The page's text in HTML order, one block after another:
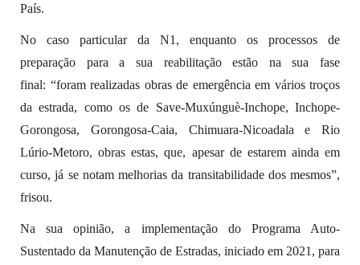
País.
No caso particular da N1, enquanto os processos de
preparação para a sua reabilitação estão na sua fase
final: “foram realizadas obras de emergência em vários troços
da estrada, como os de Save-Muxúnguè-Inchope, Inchope-
Gorongosa, Gorongosa-Caia, Chimuara-Nicoadala e Rio
Lúrio-Metoro, obras estas, que, apesar de estarem ainda em
curso, já se notam melhorias da transitabilidade dos mesmos”,
frisou.
Na sua opinião, a implementação do Programa Auto-
Sustentado da Manutenção de Estradas, iniciado em 2021, para